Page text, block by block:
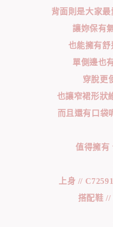
背面則是大家
讓妳保有
也能擁有
單側邊也
穿脫更
也讓窄裙形狀
而且還有口袋
值得擁
上身 //
搭配鞋 //